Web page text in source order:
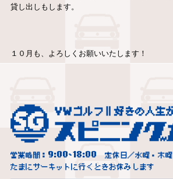
貸し出しもします。
１０月も、よろしくお願いいたします！
営業時間： 9:00~18:00
定休日／水曜・木曜
たまにサーキットに行くときお休みします